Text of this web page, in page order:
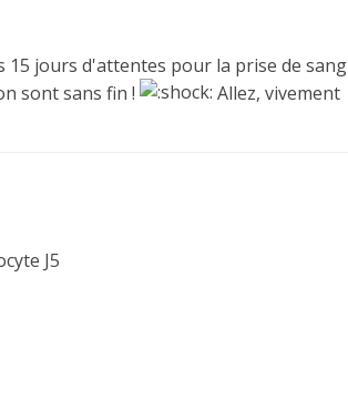
15 jours d'attentes pour la prise de sang
sont sans fin !
Allez, vivement
J5